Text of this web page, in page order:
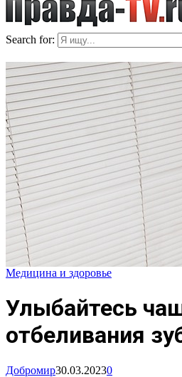
Search for:
Медицина и здоровье
Улыбайтесь
отбеливания
Добромир30.03.20230